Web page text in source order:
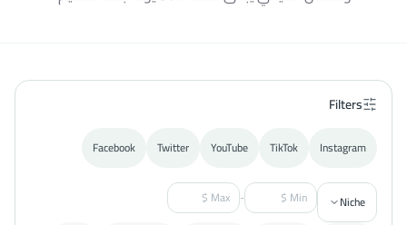
Filters
Instagram
TikTok
YouTube
Twitter
Facebook
Niche
-